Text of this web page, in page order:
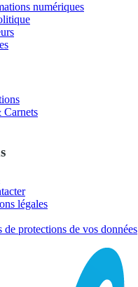
numériques
Carnets
légales
de protections de vos données